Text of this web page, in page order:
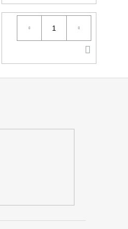
DEN
DEN